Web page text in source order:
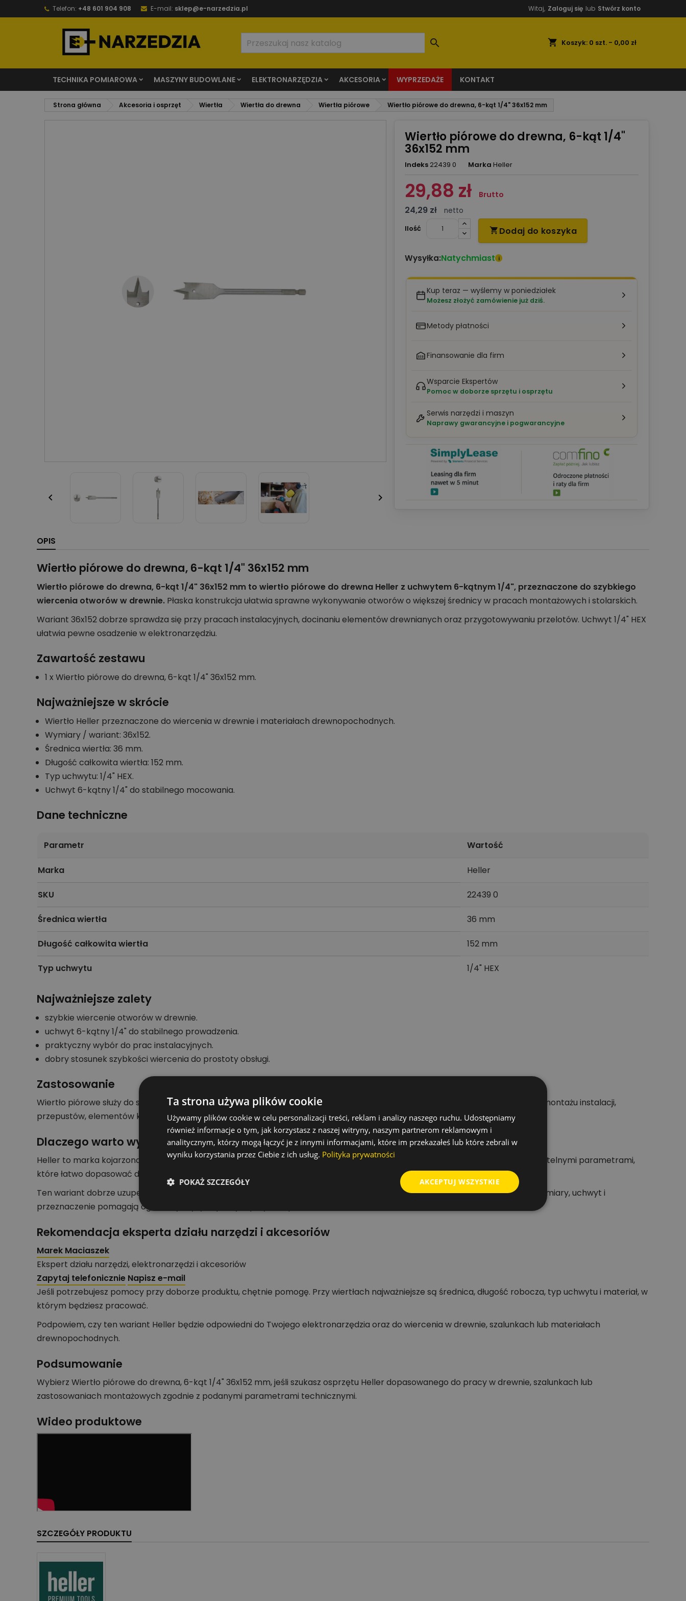
Telefon: +48 601 904 908 E-mail: sklep@e-narzedzia.pl Witaj, Zaloguj się lub Stwórz konto
shopping_cart Koszyk: 0 szt. - 0,00 zł

TECHNIKA POMIAROWA MASZYNY BUDOWLANE ELEKTRONARZĘDZIA AKCESORIA WYPRZEDAŻE KONTAKT
Strona główna Akcesoria i osprzęt Wiertła Wiertła do drewna Wiertła piórowe Wiertło piórowe do drewna, 6-kąt 1/4" 36x152 mm
 
Wiertło piórowe do drewna, 6-kąt 1/4"
36x152 mm
Indeks 22439 0 Marka Heller
29,88 zł Brutto
24,29 zł
netto
Ilość
 Dodaj do koszyka
Wysyłka:Natychmiast i
Kup teraz — wyślemy w poniedziałek
Możesz złożyć zamówienie już dziś.
Metody płatności
Finansowanie dla firm
Wsparcie Ekspertów
Pomoc w doborze sprzętu i osprzętu
Serwis narzędzi i maszyn
Naprawy gwarancyjne i pogwarancyjne
OPIS
Wiertło piórowe do drewna, 6-kąt 1/4" 36x152 mm
Wiertło piórowe do drewna, 6-kąt 1/4" 36x152 mm to wiertło piórowe do drewna Heller z uchwytem 6-kątnym 1/4", przeznaczone do szybkiego
wiercenia otworów w drewnie. Płaska konstrukcja ułatwia sprawne wykonywanie otworów o większej średnicy w pracach montażowych i stolarskich.
Wariant 36x152 dobrze sprawdza się przy pracach instalacyjnych, docinaniu elementów drewnianych oraz przygotowywaniu przelotów. Uchwyt 1/4" HEX
ułatwia pewne osadzenie w elektronarzędziu.
Zawartość zestawu
1 x Wiertło piórowe do drewna, 6-kąt 1/4" 36x152 mm.
Najważniejsze w skrócie
Wiertło Heller przeznaczone do wiercenia w drewnie i materiałach drewnopochodnych.
Wymiary / wariant: 36x152.
Średnica wiertła: 36 mm.
Długość całkowita wiertła: 152 mm.
Typ uchwytu: 1/4" HEX.
Uchwyt 6-kątny 1/4" do stabilnego mocowania.
Dane techniczne
Parametr Wartość
Marka Heller
SKU 22439 0
Średnica wiertła 36 mm
Długość całkowita wiertła 152 mm
Typ uchwytu 1/4" HEX
Najważniejsze zalety
szybkie wiercenie otworów w drewnie.
uchwyt 6-kątny 1/4" do stabilnego prowadzenia.
praktyczny wybór do prac instalacyjnych.
dobry stosunek szybkości wiercenia do prostoty obsługi.
Zastosowanie
Wiertło piórowe służy do szybkiego wykonywania otworów w drewnie i materiałach drewnopochodnych. Jest praktyczne przy montażu instalacji,
przepustów, elementów konstrukcyjnych i pracach warsztatowych.
Dlaczego warto wybrać Heller
Heller to marka kojarzona z osprzętem wiertniczym „Made in Germany”. Wybierając ten produkt, otrzymujesz akcesorium z czytelnymi parametrami,
które łatwo dopasować do elektronarzędzia i konkretnego zadania.
Ten wariant dobrze uzupełnia wyposażenie warsztatu, ekipy montażowej lub zestaw narzędzi do pracy z drewnem. Czytelne wymiary, uchwyt i
przeznaczenie pomagają ograniczyć ryzyko pomyłki przy zakupie.
Rekomendacja eksperta działu narzędzi i akcesoriów
Marek Maciaszek
Ekspert działu narzędzi, elektronarzędzi i akcesoriów
Zapytaj telefonicznie Napisz e-mail
Jeśli potrzebujesz pomocy przy doborze produktu, chętnie pomogę. Przy wiertłach najważniejsze są średnica, długość robocza, typ uchwytu i materiał, w
którym będziesz pracować.
Podpowiem, czy ten wariant Heller będzie odpowiedni do Twojego elektronarzędzia oraz do wiercenia w drewnie, szalunkach lub materiałach
drewnopochodnych.
Podsumowanie
Wybierz Wiertło piórowe do drewna, 6-kąt 1/4" 36x152 mm, jeśli szukasz osprzętu Heller dopasowanego do pracy w drewnie, szalunkach lub
zastosowaniach montażowych zgodnie z podanymi parametrami technicznymi.
Wideo produktowe
SZCZEGÓŁY PRODUKTU
Ta strona używa plików cookie
Używamy plików cookie w celu personalizacji treści, reklam i analizy naszego ruchu. Udostępniamy
również informacje o tym, jak korzystasz z naszej witryny, naszym partnerom reklamowym i
analitycznym, którzy mogą łączyć je z innymi informacjami, które im przekazałeś lub które zebrali w
wyniku korzystania przez Ciebie z ich usług. Polityka prywatności
AKCEPTUJ WSZYSTKIE
POKAŻ SZCZEGÓŁY